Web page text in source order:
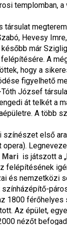
templomban,
Hevesy
már
A
hogy a
figyelhető
József
át telkét
A több
első
Mari is játszott a
felépítésének
és
1800
Az épület,
nézőt